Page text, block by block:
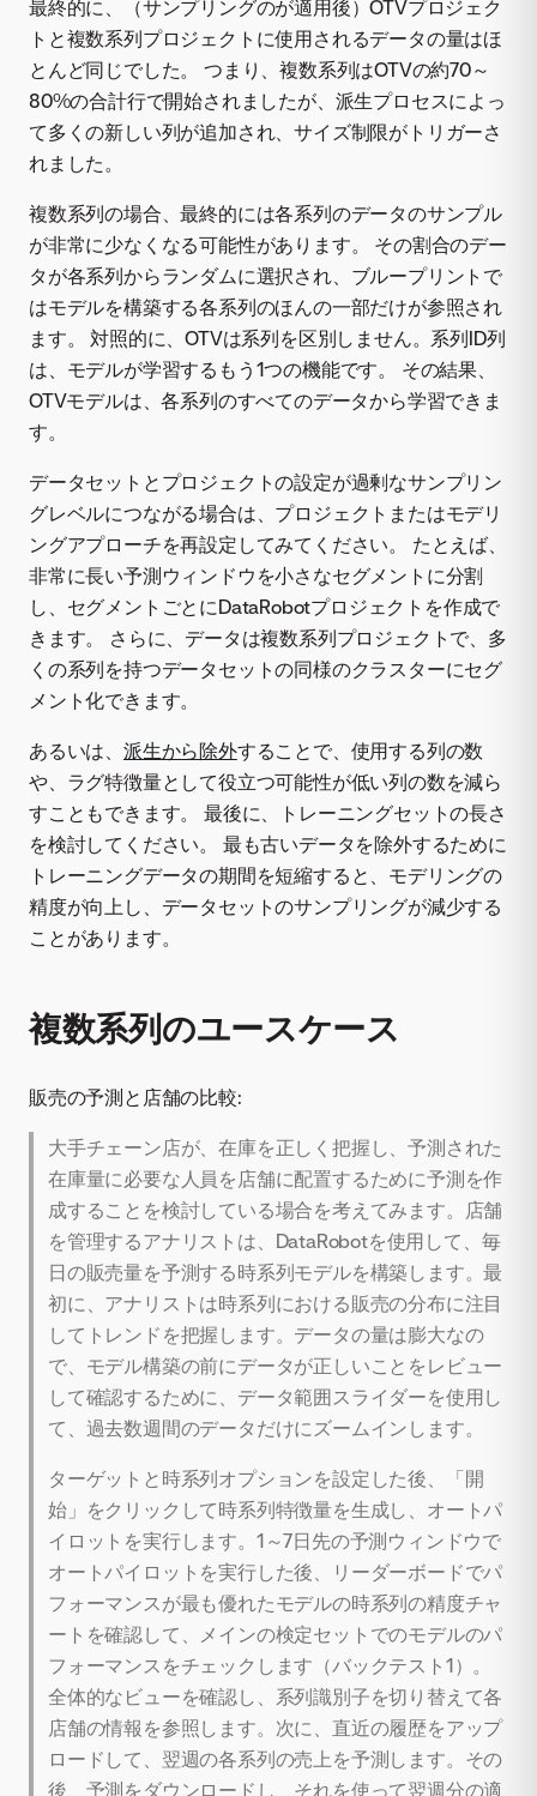
最終的に、（サンプリングのが適用後）OTVプロジェク
トと複数系列プロジェクトに使用されるデータの量はほ
とんど同じでした。 つまり、複数系列はOTVの約70～
80%の合計行で開始されましたが、派生プロセスによっ
て多くの新しい列が追加され、サイズ制限がトリガーさ
れました。
複数系列の場合、最終的には各系列のデータのサンプル
が非常に少なくなる可能性があります。 その割合のデー
タが各系列からランダムに選択され、ブループリントで
はモデルを構築する各系列のほんの一部だけが参照され
ます。 対照的に、OTVは系列を区別しません。系列ID列
は、モデルが学習するもう1つの機能です。 その結果、
OTVモデルは、各系列のすべてのデータから学習できま
す。
データセットとプロジェクトの設定が過剰なサンプリン
グレベルにつながる場合は、プロジェクトまたはモデリ
ングアプローチを再設定してみてください。 たとえば、
非常に長い予測ウィンドウを小さなセグメントに分割
し、セグメントごとにDataRobotプロジェクトを作成で
きます。 さらに、データは複数系列プロジェクトで、多
くの系列を持つデータセットの同様のクラスターにセグ
メント化できます。
あるいは、 派生から除外することで、使用する列の数
や、ラグ特徴量として役立つ可能性が低い列の数を減ら
すこともできます。 最後に、トレーニングセットの長さ
を検討してください。 最も古いデータを除外するために
トレーニングデータの期間を短縮すると、モデリングの
精度が向上し、データセットのサンプリングが減少する
ことがあります。
複数系列のユースケース
販売の予測と店舗の比較:
大手チェーン店が、在庫を正しく把握し、予測された
在庫量に必要な人員を店舗に配置するために予測を作
成することを検討している場合を考えてみます。店舗
を管理するアナリストは、DataRobotを使用して、毎
日の販売量を予測する時系列モデルを構築します。最
初に、アナリストは時系列における販売の分布に注目
してトレンドを把握します。データの量は膨大なの
で、モデル構築の前にデータが正しいことをレビュー
して確認するために、データ範囲スライダーを使用し
て、過去数週間のデータだけにズームインします。
ターゲットと時系列オプションを設定した後、「開
始」をクリックして時系列特徴量を生成し、オートパ
イロットを実行します。1～7日先の予測ウィンドウで
オートパイロットを実行した後、リーダーボードでパ
フォーマンスが最も優れたモデルの時系列の精度チャ
ートを確認して、メインの検定セットでのモデルのパ
フォーマンスをチェックします（バックテスト1）。
全体的なビューを確認し、系列識別子を切り替えて各
店舗の情報を参照します。次に、直近の履歴をアップ
ロードして、翌週の各系列の売上を予測します。その
後、予測をダウンロードし、それを使って翌週分の適